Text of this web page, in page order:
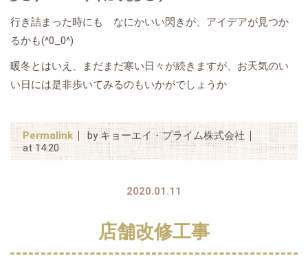
行き詰まった時にも なにかいい閃きが、アイデアが見つか
るかも(^0_0^)
暖冬とはいえ、まだまだ寒い日々が続きますが、お天気のい
い日には是非歩いてみるのもいかがでしょうか
Permalink
by キョーエイ・プライム株式会社
at 14:20
2020.01.11
店舗改修工事